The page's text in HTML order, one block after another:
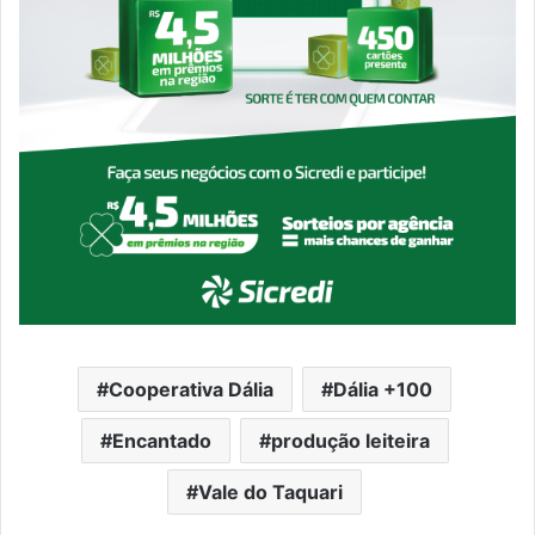
Cooperativa Dália Dália +100
Encantado produção leiteira
Vale do Taquari